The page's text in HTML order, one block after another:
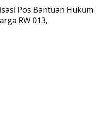
Pos Bantuan Hukum
RW 013,